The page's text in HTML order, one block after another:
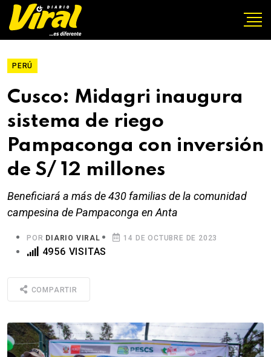
PERÚ
Cusco: Midagri inaugura
sistema de riego
Pampaconga con inversión
de S/ 12 millones
Beneficiará a más de 430 familias de la comunidad
campesina de Pampaconga en Anta
POR DIARIO VIRAL 14 DE OCTUBRE DE 2023
4956 VISITAS
COMPARTIR